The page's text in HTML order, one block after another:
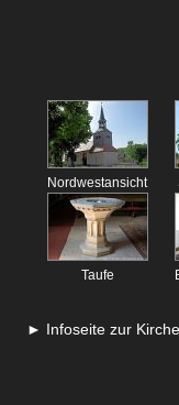
Nordwestansicht
Taufe
► Infoseite zur Kirche